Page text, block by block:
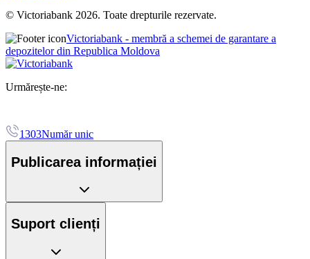
© Victoriabank 2026. Toate drepturile rezervate.
Victoriabank - membră a schemei de garantare a
depozitelor din Republica Moldova
Urmărește-ne:
1303Număr unic
Publicarea informației
Suport clienți